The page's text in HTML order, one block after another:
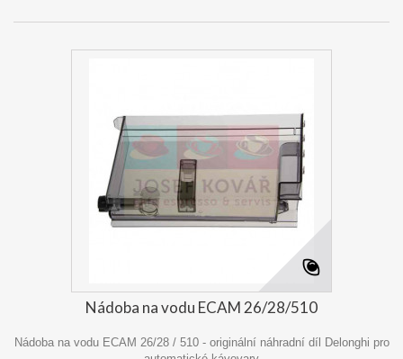
Nádoba na vodu ECAM 26/28/510
Nádoba na vodu ECAM 26/28 / 510 - originální náhradní díl Delonghi pro